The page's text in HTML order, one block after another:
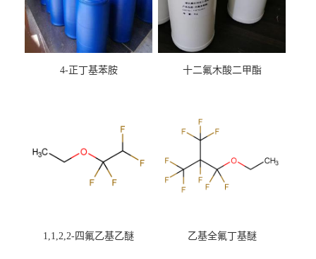
4-正丁基苯胺 十二氟木酸二甲酯
1,1,2,2-四氟乙基乙醚 乙基全氟丁基醚